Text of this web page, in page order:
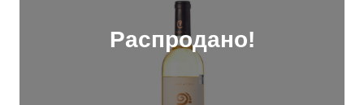
Распродано!